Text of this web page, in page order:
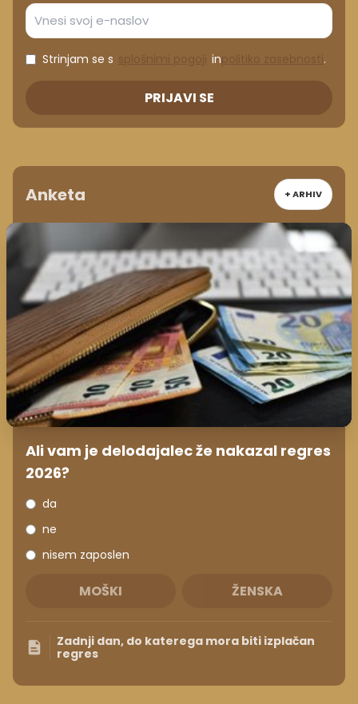
Strinjam se s in .
PRIJAVI SE
Anketa + ARHIV
Ali vam je delodajalec že nakazal regres
2026?
da
ne
nisem zaposlen
MOŠKI ŽENSKA
Zadnji dan, do katerega mora biti izplačan
regres